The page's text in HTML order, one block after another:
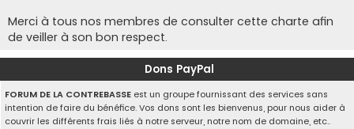
Merci à tous nos membres de consulter cette charte afin
de veiller à son bon respect.
Dons PayPal
FORUM DE LA CONTREBASSE est un groupe fournissant des services sans
intention de faire du bénéfice. Vos dons sont les bienvenus, pour nous aider à
couvrir les différents frais liés à notre serveur, notre nom de domaine, etc..